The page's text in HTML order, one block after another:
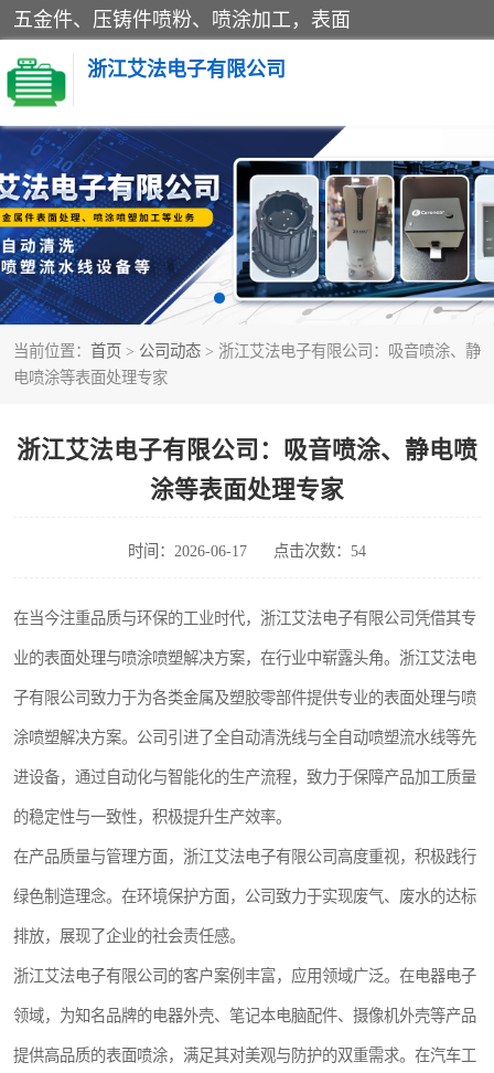
五金件、压铸件喷粉、喷涂加工，表面
浙江艾法电子有限公司
当前位置： 首页 > 公司动态 > 浙江艾法电子有限公司：吸音喷涂、静
电喷涂等表面处理专家
浙江艾法电子有限公司：吸音喷涂、静电喷
涂等表面处理专家
时间：2026-06-17 点击次数：54
在当今注重品质与环保的工业时代，浙江艾法电子有限公司凭借其专
业的表面处理与喷涂喷塑解决方案，在行业中崭露头角。浙江艾法电
子有限公司致力于为各类金属及塑胶零部件提供专业的表面处理与喷
涂喷塑解决方案。公司引进了全自动清洗线与全自动喷塑流水线等先
进设备，通过自动化与智能化的生产流程，致力于保障产品加工质量
的稳定性与一致性，积极提升生产效率。
在产品质量与管理方面，浙江艾法电子有限公司高度重视，积极践行
绿色制造理念。在环境保护方面，公司致力于实现废气、废水的达标
排放，展现了企业的社会责任感。
浙江艾法电子有限公司的客户案例丰富，应用领域广泛。在电器电子
领域，为知名品牌的电器外壳、笔记本电脑配件、摄像机外壳等产品
提供高品质的表面喷涂，满足其对美观与防护的双重需求。在汽车工
五金加工